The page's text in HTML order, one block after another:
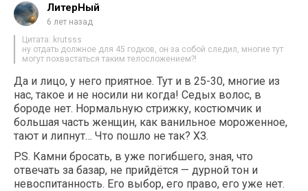
ЛитерНый
6 лет назад
Цитата: krutsss
ну отдать должное для 45 годков, он за собой следил, многие тут
могут похвастаться таким телосложением?!
Да и лицо, у него приятное. Тут и в 25-30, многие из
нас, такое и не носили ни когда! Седых волос, в
бороде нет. Нормальную стрижку, костюмчик и
большая часть женщин, как ванильное мороженное,
тают и липнут… Что пошло не так? ХЗ.
P.S. Камни бросать, в уже погибшего, зная, что
отвечать за базар, не прийдётся — дурной тон и
невоспитанность. Его выбор, его право, его уже нет.